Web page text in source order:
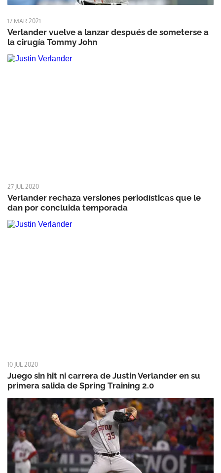
17 MAR 2021
Verlander vuelve a lanzar después de someterse a
la cirugía Tommy John
27 JUL 2020
Verlander rechaza versiones periodísticas que le
dan por concluida temporada
10 JUL 2020
Juego sin hit ni carrera de Justin Verlander en su
primera salida de Spring Training 2.0